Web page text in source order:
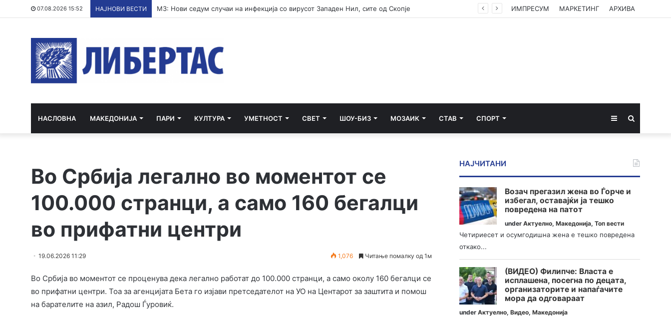
07.08.2026 15:52 НАЈНОВИ ВЕСТИ МЗ: Нови седум случаи на инфекција со вирусот Западен Нил, сите од Скопје ИМПРЕСУМ МАРКЕТИНГ АРХИВА
НАСЛОВНА МАКЕДОНИЈА ПАРИ КУЛТУРА УМЕТНОСТ СВЕТ ШОУ-БИЗ МОЗАИК СТАВ СПОРТ Sidebar
Во Србија легално во моментот се
100.000 странци, а само 160 бегалци
во прифатни центри
19.06.2026 11:29 1,076 Читање помалку од 1м
Во Србија во моментот се проценува дека легално работат до 100.000 странци, а само околу 160 бегалци се
во прифатни центри. Тоа за агенцијата Бета го изјави претседателот на УО на Центарот за заштита и помош
на барателите на азил, Радош Ѓуровиќ.
НАЈЧИТАНИ
Возач прегазил жена во Ѓорче и
избегал, оставајќи ја тешко
повредена на патот
underАктуелно,Македонија,Топ вести
Четириесет и осумгодишна жена е тешко повредена
откако...
(ВИДЕО) Филипче: Власта е
исплашена, посегна по децата,
организаторите и напаѓачите
мора да одговараат
underАктуелно,Видео,Македонија